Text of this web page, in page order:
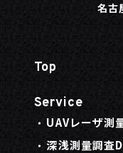
名古
Top
Service
UAVレーザ測
深浅測量調査